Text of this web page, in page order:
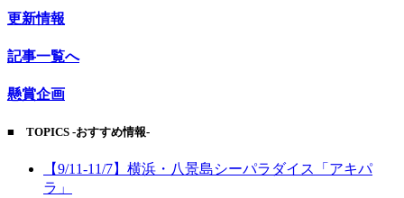
更新情報
記事一覧へ
懸賞企画
■ TOPICS -おすすめ情報-
【9/11-11/7】横浜・八景島シーパラダイス「アキパ
ラ」